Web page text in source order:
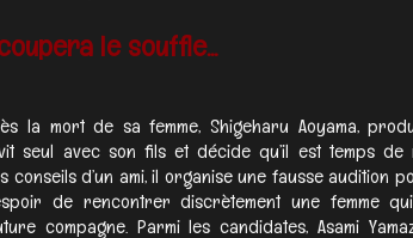
le souffle...
la mort de sa femme, Shigeharu Aoyama,
seul avec son fils et décide qu’il est temps de
conseils d’un ami, il organise une fausse audition
de rencontrer discrètement une femme
compagne. Parmi les candidates, Asami